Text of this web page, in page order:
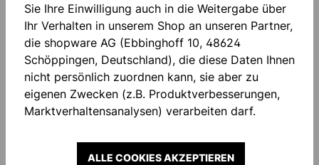
IMMER INFORMIERT
UND SPAREN!
Aktionen. Plus 10% Rabatt!
Sie Ihre Einwilligung auch in die Weitergabe über
Ihr Verhalten in unserem Shop an unseren Partner,
die shopware AG (Ebbinghoff 10, 48624
Schöppingen, Deutschland), die diese Daten Ihnen
nicht persönlich zuordnen kann, sie aber zu
eigenen Zwecken (z.B. Produktverbesserungen,
Marktverhaltensanalysen) verarbeiten darf.
ALLE COOKIES AKZEPTIEREN